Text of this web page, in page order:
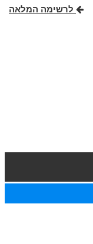
לרשימה המלאה